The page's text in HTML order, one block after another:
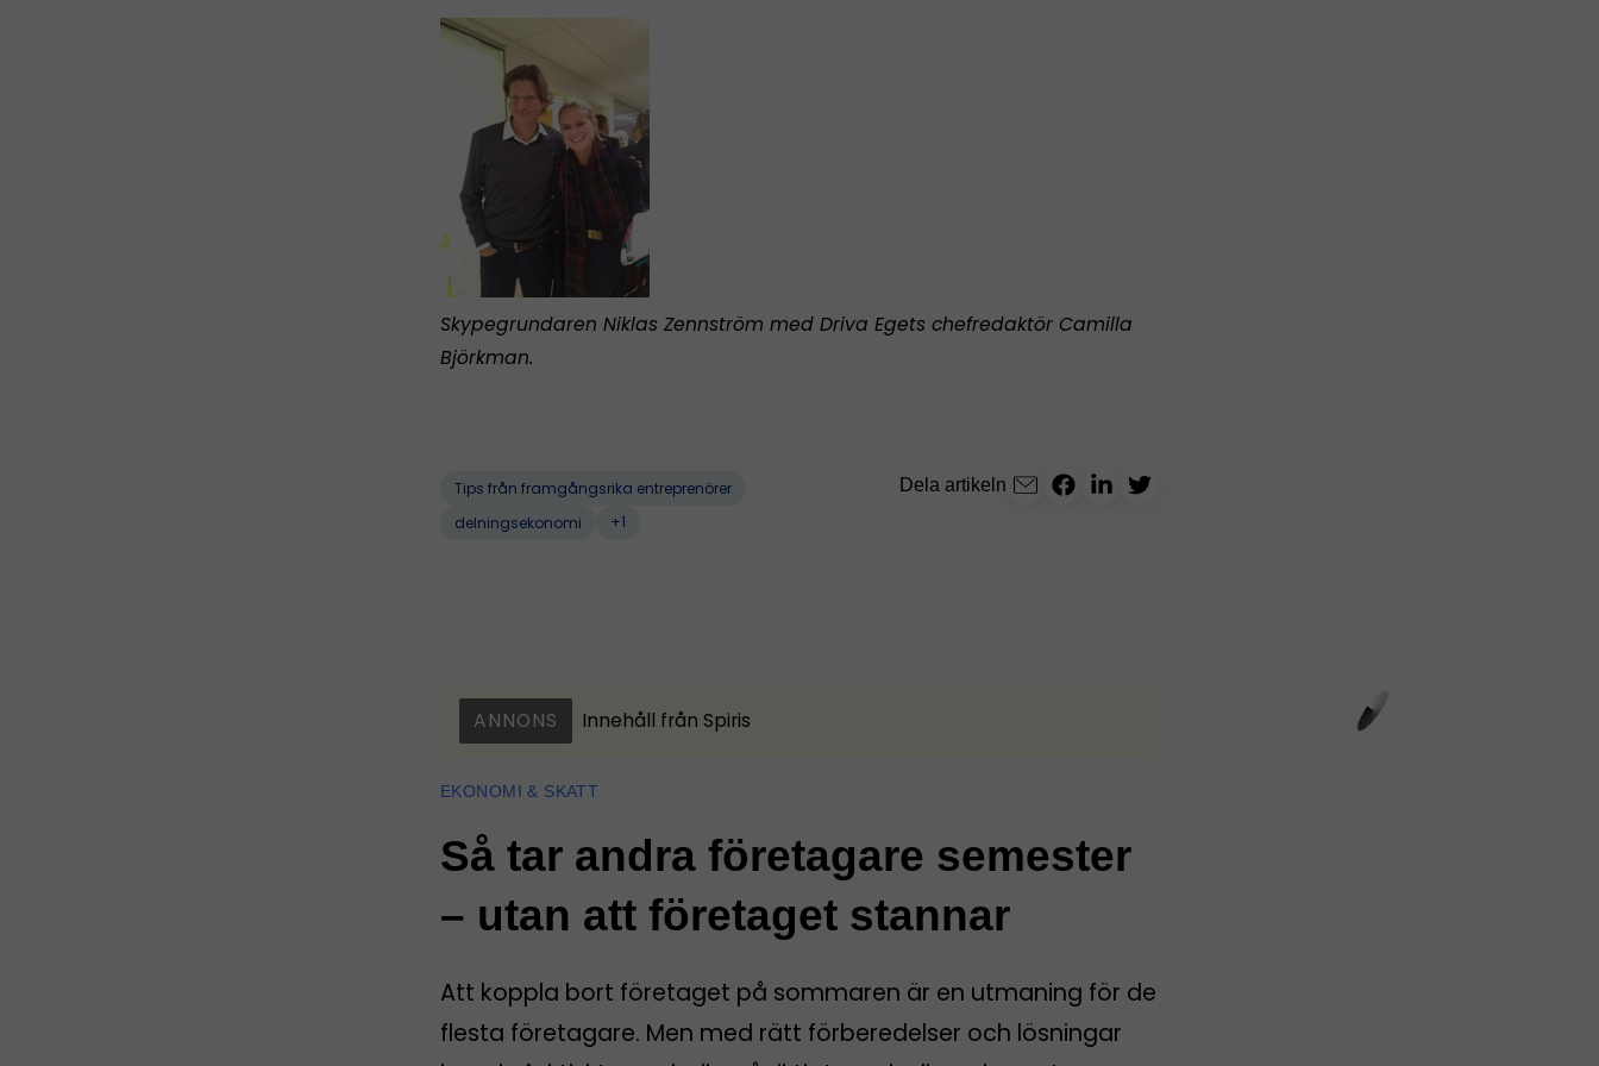
Skypegrundaren Niklas Zennström med Driva Egets chefredaktör Camilla
Björkman.
Tips från framgångsrika entreprenörer
delningsekonomi
+1
Dela artikeln
ANNONS Innehåll från Spiris
EKONOMI & SKATT
Så tar andra företagare semester
– utan att företaget stannar
Att koppla bort företaget på sommaren är en utmaning för de
flesta företagare. Men med rätt förberedelser och lösningar